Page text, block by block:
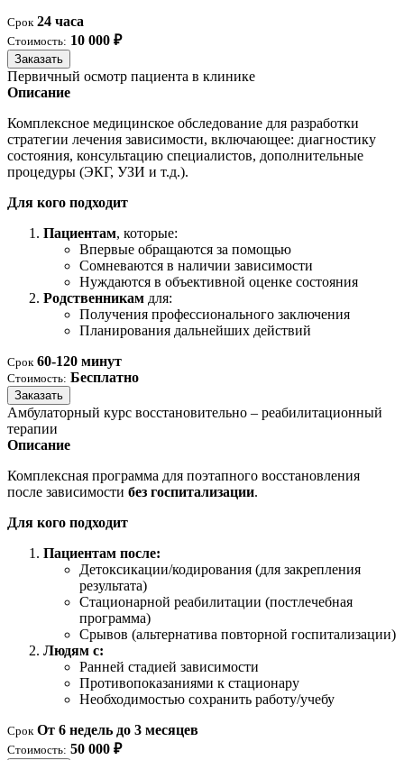
Срок 24 часа
Стоимость: 10 000 ₽
Заказать
Первичный осмотр пациента в клинике
Описание
Комплексное медицинское обследование для разработки
стратегии лечения зависимости, включающее: диагностику
состояния, консультацию специалистов, дополнительные
процедуры (ЭКГ, УЗИ и т.д.).
Для кого подходит
Пациентам, которые:
Впервые обращаются за помощью
Сомневаются в наличии зависимости
Нуждаются в объективной оценке состояния
Родственникам для:
Получения профессионального заключения
Планирования дальнейших действий
Срок 60-120 минут
Стоимость: Бесплатно
Заказать
Амбулаторный курс восстановительно – реабилитационный
терапии
Описание
Комплексная программа для поэтапного восстановления
после зависимости без госпитализации.
Для кого подходит
Пациентам после:
Детоксикации/кодирования (для закрепления
результата)
Стационарной реабилитации (постлечебная
программа)
Срывов (альтернатива повторной госпитализации)
Людям с:
Ранней стадией зависимости
Противопоказаниями к стационару
Необходимостью сохранить работу/учебу
Срок От 6 недель до 3 месяцев
Стоимость: 50 000 ₽